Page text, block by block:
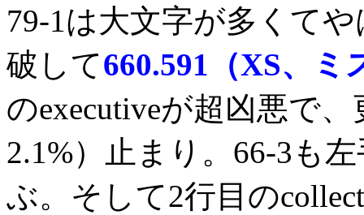
79-1は大文字が多くて
破して660.591（XS、ミ
のexecutiveが超凶悪で
2.1%）止まり。66-3も
ぶ。そして2行目の